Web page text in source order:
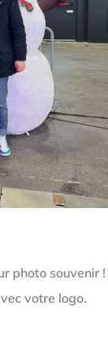
photo souvenir !
votre logo.